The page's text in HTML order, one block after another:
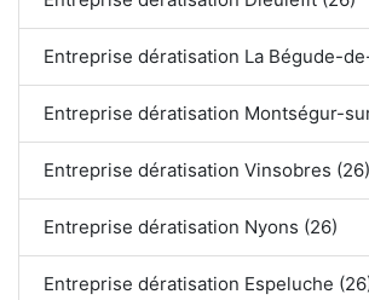
Entreprise dératisation La Bégude-
Entreprise dératisation Montségur-
Entreprise dératisation Vinsobres (26)
Entreprise dératisation Nyons (26)
Entreprise dératisation Espeluche